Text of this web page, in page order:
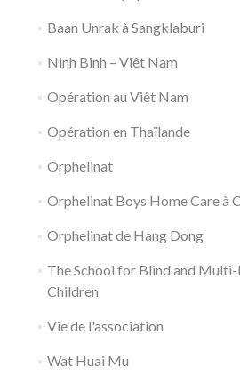
Baan Unrak à Sangklaburi
Ninh Binh – Viêt Nam
Opération au Viêt Nam
Opération en Thaïlande
Orphelinat
Orphelinat Boys Home Care à
Orphelinat de Hang Dong
The School for Blind and
Children
Vie de l'association
Wat Huai Mu